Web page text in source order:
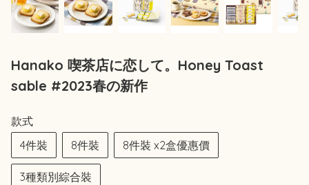
Hanako 喫茶店に恋して。Honey Toast
sable #2023春の新作
款式
4件裝
8件裝 8件裝 x2盒優惠價
3種類別綜合裝